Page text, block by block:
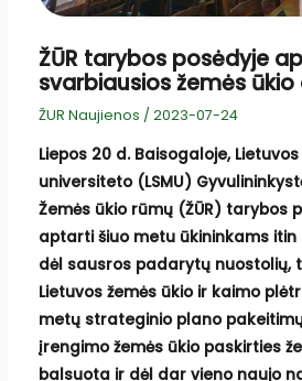
ŽŪR tarybos posėdyje
svarbiausios žemės
ŽUR Naujienos / 2023-07-24
Liepos 20 d. Baisogaloje,
universiteto (LSMU)
Žemės ūkio rūmų (ŽŪR) tarybos
aptarti šiuo metu ūkininkams
dėl sausros padarytų nuostolių,
Lietuvos žemės ūkio ir kaimo
metų strateginio plano
įrengimo žemės ūkio paskirties
balsuota ir dėl dar vieno naujo